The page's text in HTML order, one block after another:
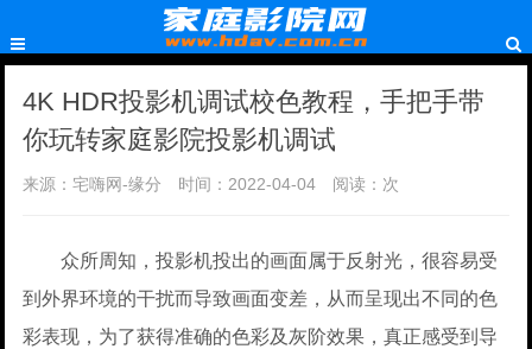
4K HDR投影机调试校色教程，手把手带
你玩转家庭影院投影机调试
来源：宅嗨网-缘分 时间：2022-04-04 阅读： 次
众所周知，投影机投出的画面属于反射光，很容易受
到外界环境的干扰而导致画面变差，从而呈现出不同的色
彩表现，为了获得准确的色彩及灰阶效果，真正感受到导